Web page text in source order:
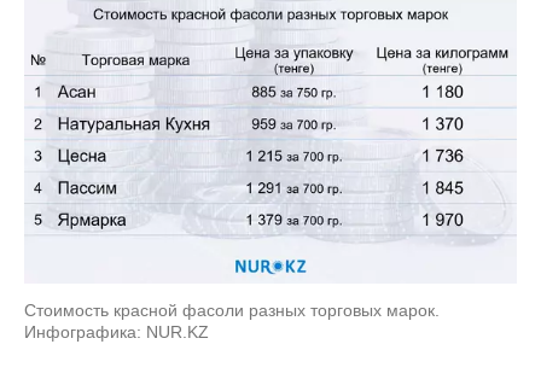
Стоимость красной фасоли разных торговых марок.
Инфографика: NUR.KZ